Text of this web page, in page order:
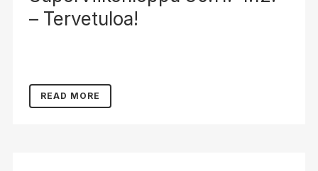
– Tervetuloa!
READ MORE